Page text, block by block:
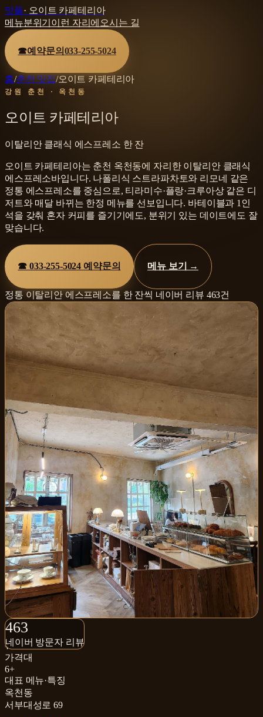
맛플· 오이트 카페테리아
메뉴분위기 이런 자리에 오시는 길
☎예약문의 033-255-5024
홈/춘천 맛집/오이트 카페테리아
강원 춘천 · 옥천동
오이트 카페테리아
이탈리안 클래식 에스프레소 한 잔
오이트 카페테리아는 춘천 옥천동에 자리한 이탈리안 클래식
에스프레소바입니다. 나폴리식 스트라파차토와 리모네 같은
정통 에스프레소를 중심으로, 티라미수·플랑·크루아상 같은 디
저트와 매달 바뀌는 한정 메뉴를 선보입니다. 바테이블과 1인
석을 갖춰 혼자 커피를 즐기기에도, 분위기 있는 데이트에도 잘
맞습니다.
☎033-255-5024 예약문의 메뉴 보기 →
정통 이탈리안 에스프레소를 한 잔씩 네이버 리뷰 463건
463
네이버 방문자 리뷰
463+
네이버 방문자 리뷰
₩
가격대
6+
대표 메뉴·특징
옥천동
서부대성로 69